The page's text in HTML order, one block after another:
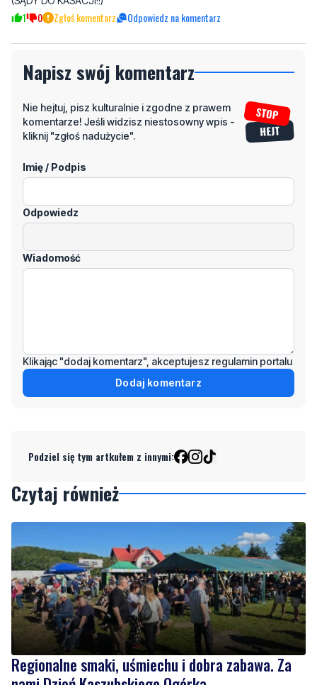
Napisz swój komentarz
komentarze! Jeśli widzisz niestosowny wpis -
kliknij "zgłoś nadużycie".
Imię / Podpis
Odpowiedz
Wiadomość
Regionalne smaki, uśmiechu i dobra zabawa. Za
nami Dzień Kaszubskiego Ogórka